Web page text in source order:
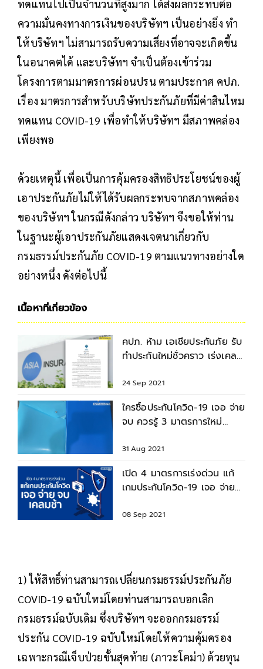
ทดแทนไปเป็นจำนวนที่สูงมาก ได้ส่งผลกระทบต่อ
ความมั่นคงทางการเงินของบริษัทฯ เป็นอย่างยิ่ง ทำ
ให้บริษัทฯ ไม่สามารถรับความเสี่ยงที่อาจจะเกิดขึ้น
ในอนาคตได้ และบริษัทฯ จำเป็นต้องเข้าร่วม
โครงการตามมาตรการผ่อนปรน ตามประกาศ คปภ.
เรื่อง มาตรการสำหรับบริษัทประกันภัยที่มีค่าสินไหม
ทดแทน COVID-19 เพื่อทำให้บริษัทฯ มีสภาพคล่อง
เพียงพอ
ด้วยเหตุนี้ เพื่อเป็นการคุ้มครองสิทธิประโยชน์ของผู้
เอาประกันภัยไม่ให้ได้รับผลกระทบจากสภาพคล่อง
ของบริษัทฯ ในกรณีดังกล่าว บริษัทฯ จึงขอให้ท่าน
ในฐานะผู้เอาประกันภัยแสดงเจตนาเกี่ยวกับ
กรมธรรม์ประกันภัย COVID-19 ตามแนวทางอย่างใด
อย่างหนึ่ง ดังต่อไปนี้
เนื้อหาที่เกี่ยวข้อง
คปภ. ห้าม เอเชียประกันภัย รับ
ทำประกันใหม่ชั่วคราว เร่งเคลม
24 Sep 2021
ใครซื้อประกันโควิด-19 เจอ จ่าย
จบ ควรรู้ 3 มาตรการใหม่
31 Aug 2021
เปิด 4 มาตรการเร่งด่วน แก้
เกมประกันโควิด-19 เจอ จ่าย
08 Sep 2021
1) ให้สิทธิ์ท่านสามารถเปลี่ยนกรมธรรม์ประกันภัย
COVID-19 ฉบับใหม่โดยท่านสามารถบอกเลิก
กรมธรรม์ฉบับเดิม ซึ่งบริษัทฯ จะออกกรมธรรม์
ประกัน COVID-19 ฉบับใหม่โดยให้ความคุ้มครอง
เฉพาะกรณีเจ็บป่วยขั้นสุดท้าย (ภาวะโคม่า) ด้วยทุน